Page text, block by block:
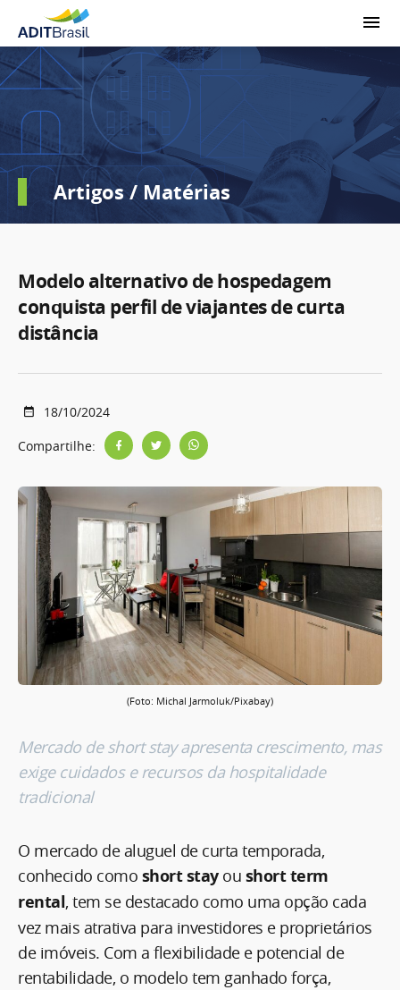
Artigos / Matérias
Modelo alternativo de hospedagem
conquista perfil de viajantes de curta
distância
18/10/2024
Compartilhe:
(Foto: Michal Jarmoluk/Pixabay)
Mercado de short stay apresenta crescimento, mas
exige cuidados e recursos da hospitalidade
tradicional
O mercado de aluguel de curta temporada,
conhecido como short stayou short term
rental, tem se destacado como uma opção cada
vez mais atrativa para investidores e proprietários
de imóveis. Com a flexibilidade e potencial de
rentabilidade, o modelo tem ganhado força,